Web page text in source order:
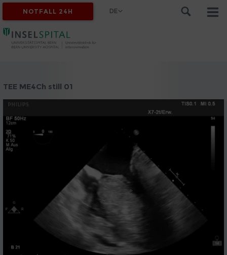
NOTFALL 24H DE
TEE ME4Ch still 01